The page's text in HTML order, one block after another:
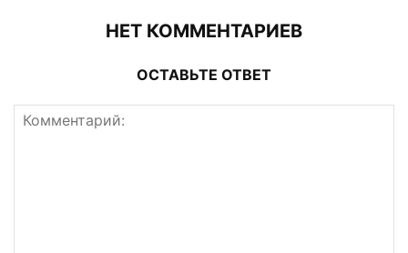
НЕТ КОММЕНТАРИЕВ
ОСТАВЬТЕ ОТВЕТ